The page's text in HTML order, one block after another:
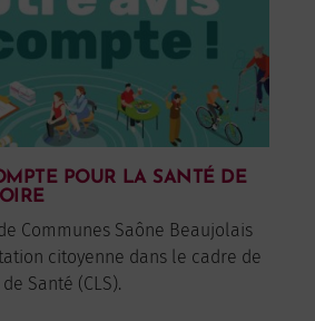
POUR LA SANTÉ DE
Communes Saône Beaujolais
citoyenne dans le cadre de
Santé (CLS).